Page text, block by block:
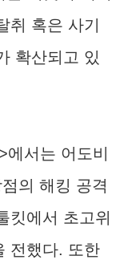
취 혹은 사기
확산되고 있
서는 어도비
의 해킹 공격
킷에서 초고위
전했다. 또한